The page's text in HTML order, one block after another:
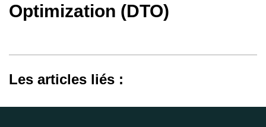
Optimization (DTO)
Les articles liés :